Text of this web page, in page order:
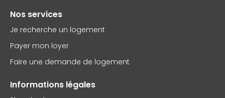
Nos services
Je recherche un logement
Payer mon loyer
Faire une demande de logement
Informations légales